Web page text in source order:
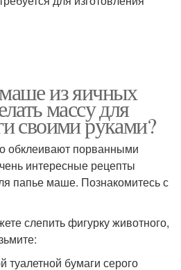
из яичных
массу для
своими руками?
обклеивают порванными
интересные рецепты
папье маше. Познакомитесь с
слепить фигурку животного,
бумаги серого